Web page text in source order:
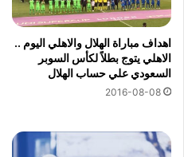
اهداف مباراة الهلال والاهلي اليوم ..
الاهلي يتوج بطلاً لكأس السوبر
السعودي علي حساب الهلال
2016-08-08